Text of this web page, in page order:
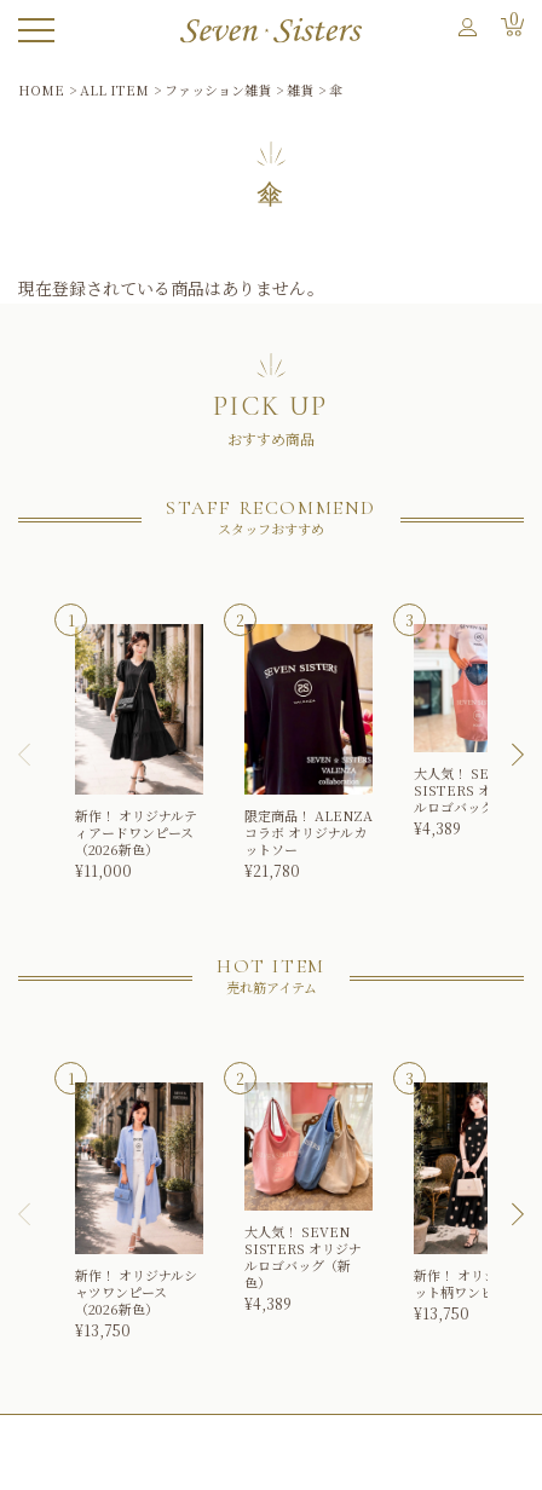
0
HOME ALL ITEM ファッション雑貨 雑貨 傘
傘
現在登録されている商品はありません。
PICK UP
おすすめ商品
STAFF RECOMMEND
スタッフおすすめ
新作！ オリジナルテ
ィアードワンピース
（2026新色）
¥11,000
限定商品！ ALENZA
コラボ オリジナルカ
ットソー
¥21,780
大人気！ SEVEN
SISTERS オリジナ
ルロゴバッグ
¥4,389
HOT ITEM
売れ筋アイテム
新作！ オリジナルシ
ャツワンピース
（2026新色）
¥13,750
大人気！ SEVEN
SISTERS オリジナ
ルロゴバッグ（新
色）
¥4,389
新作！ オリジナルド
ット柄ワンピース
¥13,750